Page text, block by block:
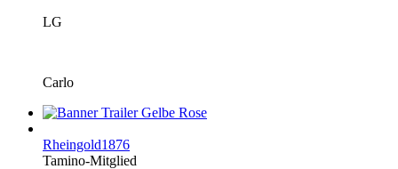
LG
Carlo
Rheingold1876
Tamino-Mitglied